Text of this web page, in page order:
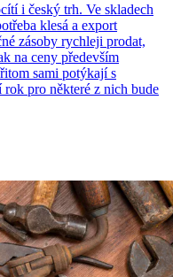
i český trh. Ve skladech
klesá a export
zásoby rychleji prodat,
na ceny především
sami potýkají s
rok pro některé z nich bude